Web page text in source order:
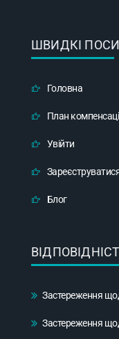
ШВИДКІ
Головна
План
Увійти
Блог
Застереження
Застереження